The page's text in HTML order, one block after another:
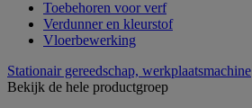
Toebehoren voor verf
Verdunner en kleurstof
Vloerbewerking
Stationair gereedschap, werkplaatsmachine
Bekijk de hele productgroep